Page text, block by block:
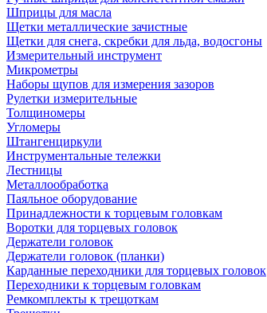
Шприцы для масла
Щетки металлические зачистные
Щетки для снега, скребки для льда, водосгоны
Измерительный инструмент
Микрометры
Наборы щупов для измерения зазоров
Рулетки измерительные
Толщиномеры
Угломеры
Штангенциркули
Инструментальные тележки
Лестницы
Металлообработка
Паяльное оборудование
Принадлежности к торцевым головкам
Воротки для торцевых головок
Держатели головок
Держатели головок (планки)
Карданные переходники для торцевых головок
Переходники к торцевым головкам
Ремкомплекты к трещоткам